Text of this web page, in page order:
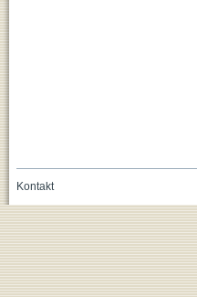
Kontakt